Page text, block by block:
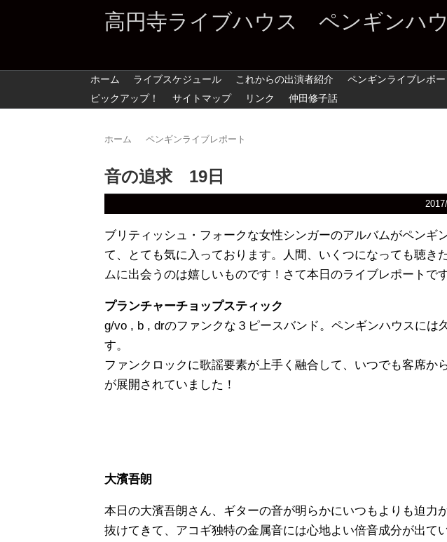
高円寺ライブハウス ペンギンハ
ホーム ライブスケジュール これからの出演者紹介 ペンギンライブレポー
ピックアップ！
サイトマップ リンク 仲田修子話
ホーム ペンギンライブレポート
音の追求 19日
ブリティッシュ・フォークな女性シンガーのアルバムがペンギ
て、とても気に入っております。人間、いくつになっても聴き
ムに出会うのは嬉しいものです！さて本日のライブレポートです
プランチャーチョップスティック
g/vo , b , drのファンクな３ピースバンド。ペンギンハウスには
す。
ファンクロックに歌謡要素が上手く融合して、いつでも客席か
が展開されていました！
大濱吾朗
本日の大濱吾朗さん、ギターの音が明らかにいつもよりも迫力
抜けてきて、アコギ独特の金属音には心地よい倍音成分が出て